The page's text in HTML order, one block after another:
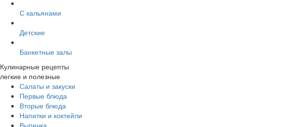
С кальянами
Детские
Банкетные залы
Кулинарные рецепты
легкие и полезные
Салаты и закуски
Первые блюда
Вторые блюда
Напитки и коктейли